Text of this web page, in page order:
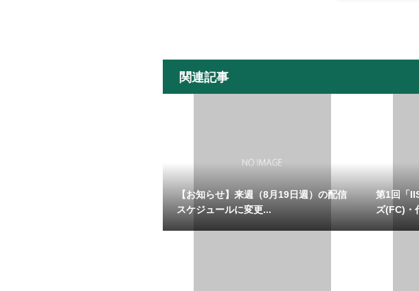
関連記事
【お知らせ】来週（8月19日週）の配信
スケジュールに変更...
第1回「
ズ(FC)・